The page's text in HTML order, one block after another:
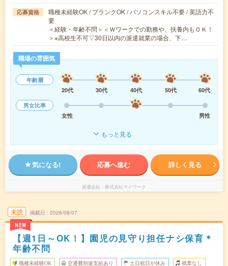
応募資格
職種未経験OK / ブランクOK / パソコンスキル不要 / 英語力不
要
＜経験・年齢不問＞＜Ｗワークでの勤務や、扶養内もＯＫ！
＞※高校生不可▽30日以内の派遣就業の場合、下…
職場の雰囲気
年齢層
20代
30代 40代 50代
60代
男女比率
女性
男性
もっと見る
気になる! 応募へ進む 詳しく見る
派遣会社 株式会社マイワーク
未読
NEW
掲載日 2026/08/07
【週1日～OK！】園児の見守り担任ナシ保育＊
年齢不問
職種未経験OK 交通費別途支給あり 土日祝日が休み 残業なし